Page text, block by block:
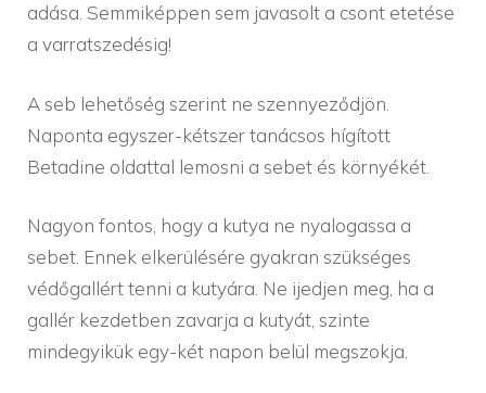
adása. Semmiképpen sem javasolt a csont etetése
a varratszedésig!
A seb lehetőség szerint ne szennyeződjön.
Naponta egyszer-kétszer tanácsos hígított
Betadine oldattal lemosni a sebet és környékét.
Nagyon fontos, hogy a kutya ne nyalogassa a
sebet. Ennek elkerülésére gyakran szükséges
védőgallért tenni a kutyára. Ne ijedjen meg, ha a
gallér kezdetben zavarja a kutyát, szinte
mindegyikük egy-két napon belül megszokja.